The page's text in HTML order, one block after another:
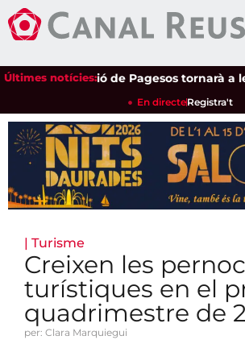
Últimes notícies:Unió de Pagesos tornarà a les
En directeRegistra't
| Turisme
Creixen les
turístiques en el
quadrimestre de
per: Clara Marquiegui